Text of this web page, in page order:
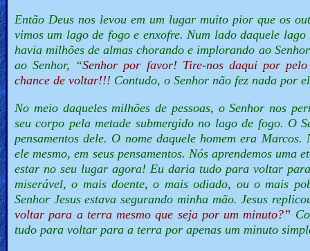
Então Deus nos levou em um lugar muito pior que os
vimos um lago de fogoe enxofre. Num lado daquele
havia milhões de almas chorando e implorando ao
ao Senhor, “Senhor por favor! Tire-nos daqui por
chance de voltar!!! Contudo, o Senhor não fez nada por
No meio daqueles milhões de pessoas, o Senhor nos
seu corpo pela metade submergido no lago de fogo. O
pensamentos dele. O nome daquele homem era
ele mesmo, em seus pensamentos. Nós aprendemos uma
estar no seu lugar agora! Eu daria tudo para voltar
miserável, o mais doente, o mais odiado, ou o mais
Senhor Jesus estava segurando minha mão. Jesus
voltar para a terra mesmo que seja por um minuto?”
tudo para voltar para a terra por apenas um minuto